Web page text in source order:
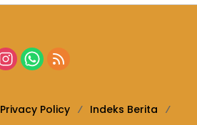
Privacy Policy
Indeks Berita